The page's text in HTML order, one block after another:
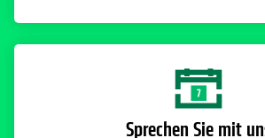
Sprechen Sie mit